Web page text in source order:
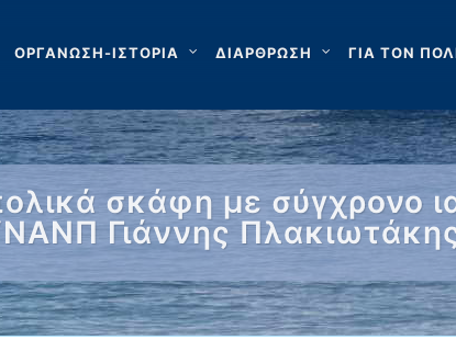
ΟΡΓΑΝΩΣΗ-ΙΣΤΟΡΙΑ ΔΙΑΡΘΡΩΣΗ ΓΙΑ ΤΟΝ
σκάφη με σύγχρονο
Γιάννης